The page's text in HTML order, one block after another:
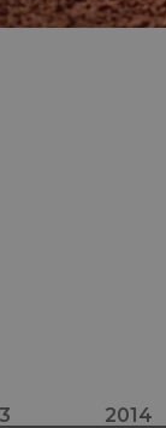
2014